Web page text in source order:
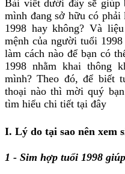
Bài viết dưới đây sẽ giúp
mình đang sở hữu có
1998 hay không? Và
mệnh của người tuổi
làm cách nào để bạn có
1998 nhằm khai thông
mình? Theo đó, để biết
thoại nào thì mời quý
tìm hiểu chi tiết tại đây
I. Lý do tại sao nên xem
1 - Sim hợp tuổi 1998